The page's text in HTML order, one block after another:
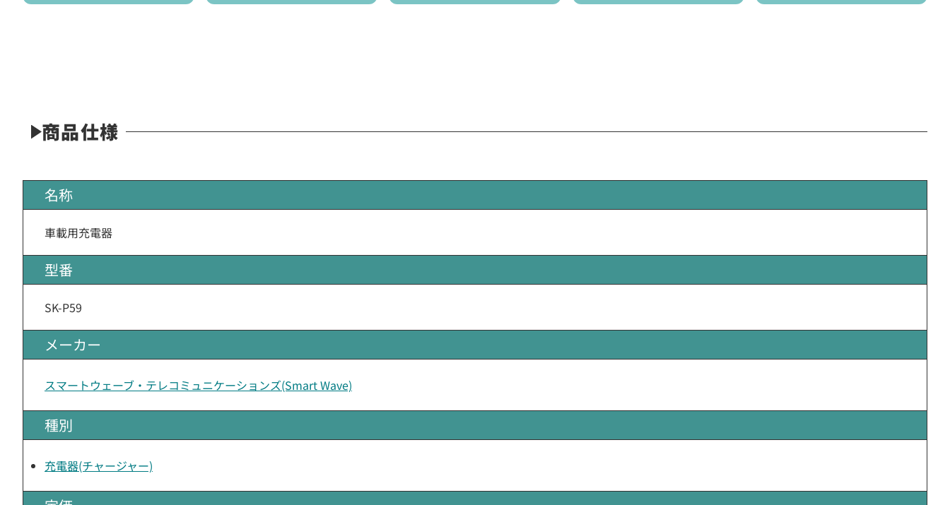
商品仕様
名称
車載用充電器
型番
SK-P59
メーカー
スマートウェーブ・テレコミュニケーションズ(Smart Wave)
種別
充電器(チャージャー)